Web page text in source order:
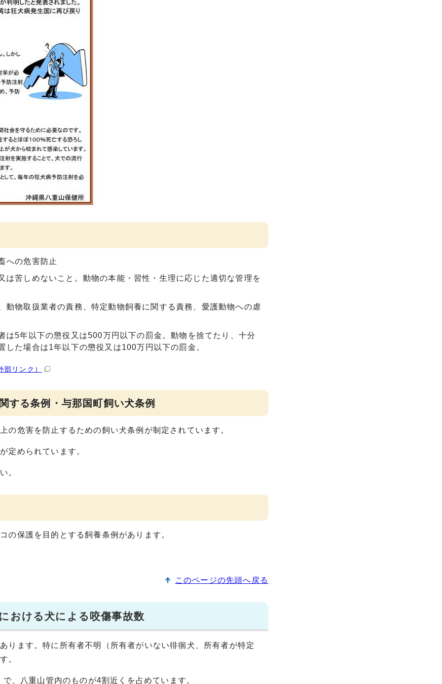
への危害防止
は苦しめないこと。動物の本能・習性・生理に応じた適切な管理を
動物取扱業者の責務、特定動物飼養に関する責務、愛護動物への虐
は5年以下の懲役又は500万円以下の罰金。動物を捨てたり、十分
た場合は1年以下の懲役又は100万円以下の罰金。
部リンク）
する条例・与那国町飼い犬条例
の危害を防止するための飼い犬条例が制定されています。
定められています。
。
の保護を目的とする飼養条例があります。
このページの先頭へ戻る
おける犬による咬傷事故数
ります。特に所有者不明（所有者がいない徘徊犬、所有者が特定
。
、八重山管内のものが4割近くを占めています。